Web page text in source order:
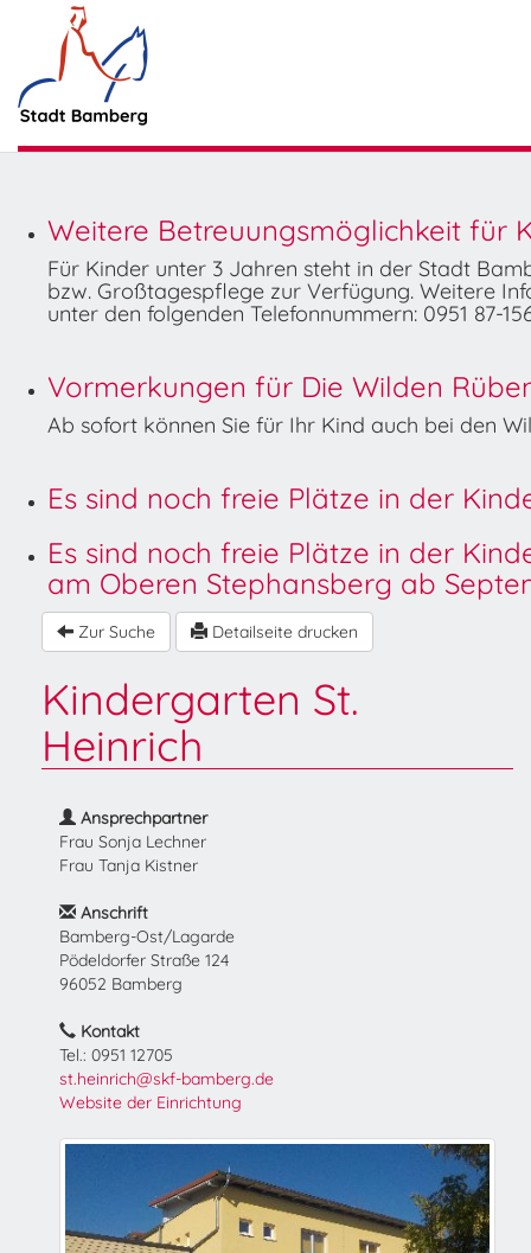
Weitere Betreuungsmöglichkeit für
Für Kinder unter 3 Jahren steht in der Stadt
bzw. Großtagespflege zur Verfügung. Weitere
unter den folgenden Telefonnummern: 0951 87-
Vormerkungen für Die Wilden
Ab sofort können Sie für Ihr Kind auch bei den
Es sind noch freie Plätze in der
Es sind noch freie Plätze in der
am Oberen Stephansberg ab
Zur Suche Detailseite drucken
Kindergarten St.
Heinrich
Ansprechpartner
Frau Sonja Lechner
Frau Tanja Kistner
Anschrift
Bamberg-Ost/Lagarde
Pödeldorfer Straße 124
96052 Bamberg
Kontakt
Tel.: 0951 12705
st.heinrich@skf-bamberg.de
Website der Einrichtung